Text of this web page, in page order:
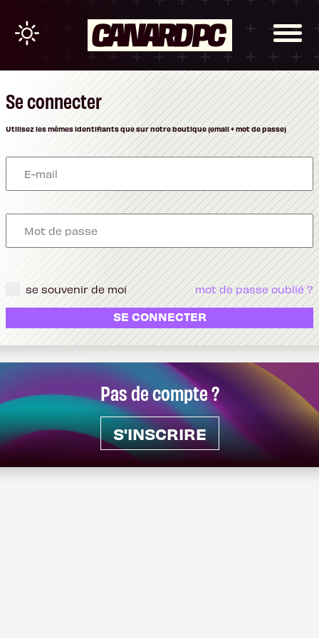
Pas de compte ?
S'INSCRIRE
Se connecter
Utilisez les mêmes identifiants que sur notre boutique (email + mot de passe)
se souvenir de moi mot de passe oublié ?
SE CONNECTER